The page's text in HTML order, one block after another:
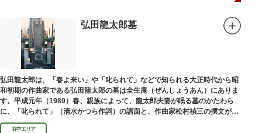
弘田龍太郎墓
弘田龍太郎は、「春よ来い」や「叱られて」などで知られる大正時代から昭
和初期の作曲家である弘田龍太郎の墓は全生庵（ぜんしょうあん）にありま
す。平成元年（1989）春、親族によって、龍太郎夫妻が眠る墓のかたわら
に、「叱られて」（清水かつら作詞）の譜面と、作曲家松村禎三の撰文が浮
き彫りされる碑が建立されました。
谷中エリア